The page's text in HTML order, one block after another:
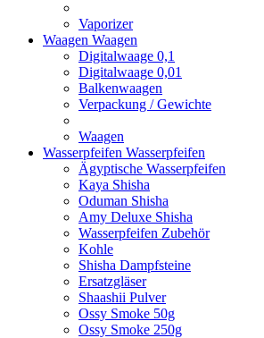
Vaporizer
Waagen Waagen
Digitalwaage 0,1
Digitalwaage 0,01
Balkenwaagen
Verpackung / Gewichte
Waagen
Wasserpfeifen Wasserpfeifen
Ägyptische Wasserpfeifen
Kaya Shisha
Oduman Shisha
Amy Deluxe Shisha
Wasserpfeifen Zubehör
Kohle
Shisha Dampfsteine
Ersatzgläser
Shaashii Pulver
Ossy Smoke 50g
Ossy Smoke 250g